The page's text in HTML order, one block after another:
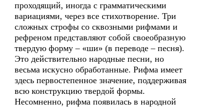
проходящий, иногда с грамматическими
вариациями, через все стихотворение. Три
сложных строфы со сквозными рифмами и
рефреном представляют собой своеобразную
твердую форму – «ши» (в переводе – песня).
Это действительно народные песни, но
весьма искусно обработанные. Рифма имеет
здесь первостепенное значение, поддерживая
всю конструкцию твердой формы.
Несомненно, рифма появилась в народной